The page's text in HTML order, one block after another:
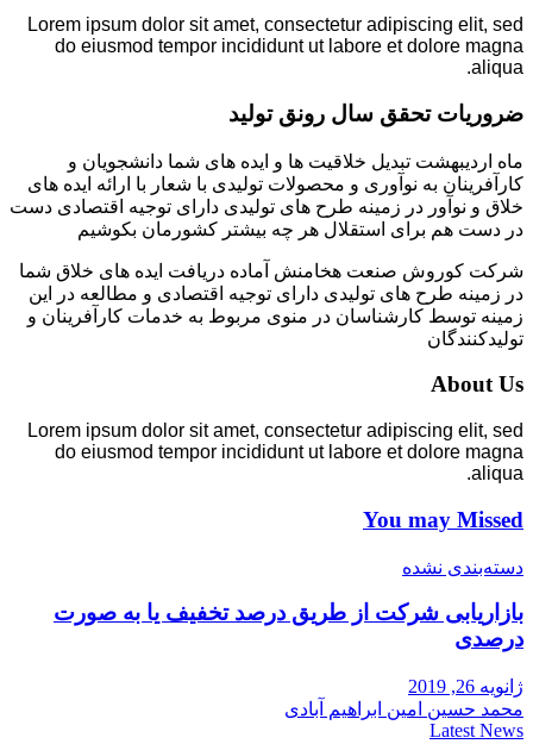
Lorem ipsum dolor sit amet, consectetur adipiscing elit, sed
do eiusmod tempor incididunt ut labore et dolore magna
aliqua.
ضروریات تحقق سال رونق تولید
ماه اردیبهشت تبدیل خلاقیت ها و ایده های شما دانشجویان و
کارآفرینان به نوآوری و محصولات تولیدی با شعار با ارائه ایده های
خلاق و نوآور در زمینه طرح های تولیدی دارای توجیه اقتصادی دست
در دست هم برای استقلال هر چه بیشتر کشورمان بکوشیم
شرکت کوروش صنعت هخامنش آماده دریافت ایده های خلاق شما
در زمینه طرح های تولیدی دارای توجیه اقتصادی و مطالعه در این
زمینه توسط کارشناسان در منوی مربوط به خدمات کارآفرینان و
تولیدکنندگان
About Us
Lorem ipsum dolor sit amet, consectetur adipiscing elit, sed
do eiusmod tempor incididunt ut labore et dolore magna
aliqua.
You may Missed
دسته‌بندی نشده
بازاریابی شرکت از طریق درصد تخفیف یا به صورت
درصدی
ژانویه 26, 2019
محمد حسین امین ابراهیم آبادی
Latest News